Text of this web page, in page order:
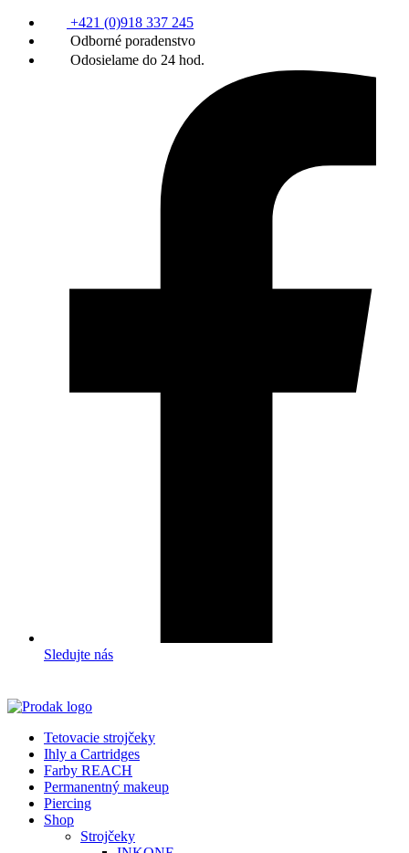
+421 (0)918 337 245
Odborné poradenstvo
Odosielame do 24 hod.
Sledujte nás
Tetovacie strojčeky
Ihly a Cartridges
Farby REACH
Permanentný makeup
Piercing
Shop
Strojčeky